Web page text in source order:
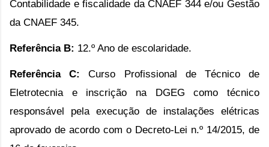
Contabilidade e fiscalidade da CNAEF 344 e/ou Gestão
da CNAEF 345.
Referência B: 12.º Ano de escolaridade.
Referência C:
Curso Profissional de Técnico de
Eletrotecnia e inscrição na DGEG como técnico
responsável pela execução de instalações elétricas
aprovado de acordo com o Decreto-Lei n.º 14/2015, de